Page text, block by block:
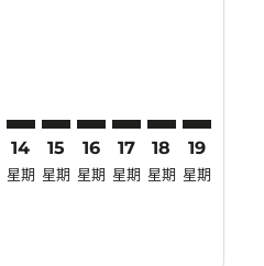
14
星期
15
星期
16
星期
17
星期
18
星期
19
星期